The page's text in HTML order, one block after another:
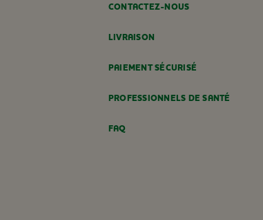
CONTACTEZ-NOUS
LIVRAISON
PAIEMENT SÉCURISÉ
PROFESSIONNELS DE SANTÉ
FAQ